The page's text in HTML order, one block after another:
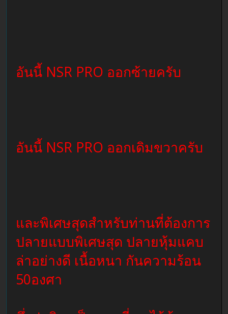
อันนี้ NSR PRO ออกซ้ายครับ
อันนี้ NSR PRO ออกเดิมขวาครับ
และพิเศษสุดสำหรับท่านที่ต้องการ
ปลายแบบพิเศษสุด ปลายหุ้มแคบ
ล่าอย่างดี เนื้อหนา กันความร้อน
50องศา